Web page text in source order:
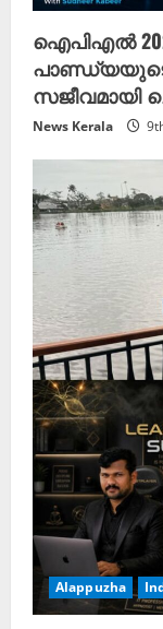
ഐപിഎൽ
News Kerala
Alappuzha